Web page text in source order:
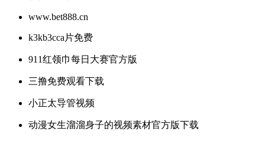
www.bet888.cn
k3kb3cca片免费
911红领巾每日大赛官方版
三撸免费观看下载
小正太导管视频
动漫女生溜溜身子的视频素材官方版下载